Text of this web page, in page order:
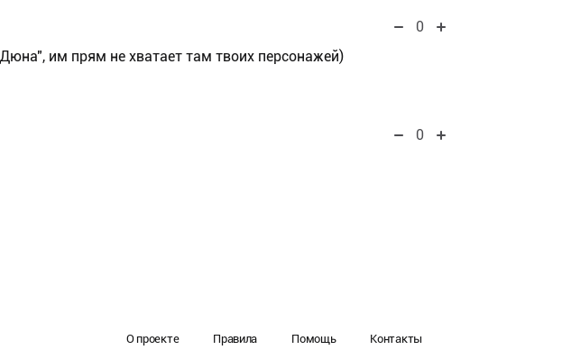
0
им прям не хватает там твоих персонажей)
0
О проекте Правила Помощь Контакты